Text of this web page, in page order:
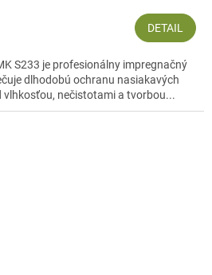
DETAIL
S233 je profesionálny impregnačný
dlhodobú ochranu nasiakavých
vlhkosťou, nečistotami a tvorbou...